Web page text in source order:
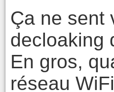
Ça ne sent
decloaking
En gros,
réseau